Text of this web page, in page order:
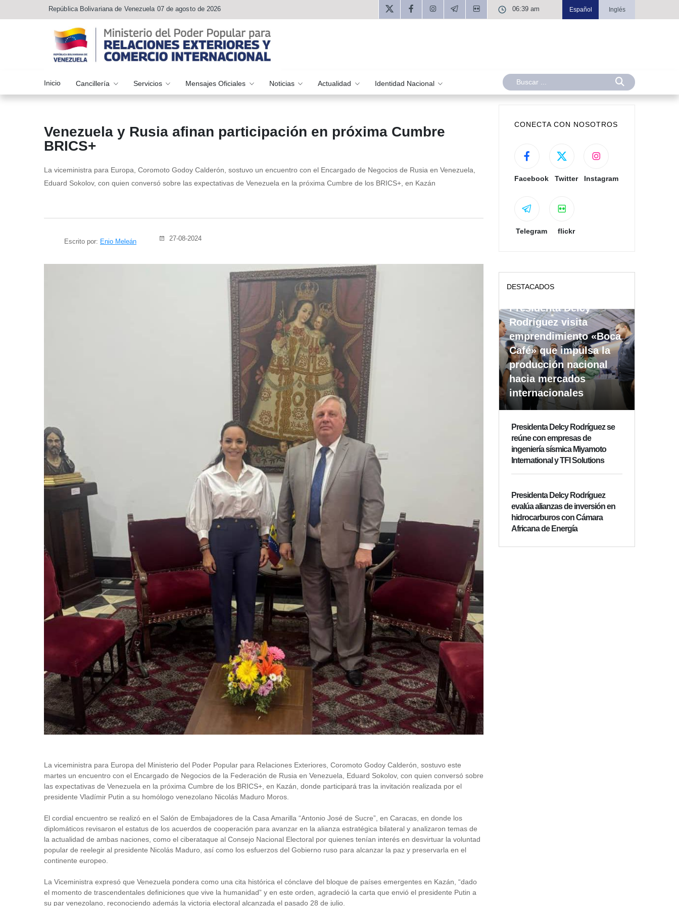
República Bolivariana de Venezuela 07 de agosto de 2026 06:39 am Español Inglés
Inicio Cancillería Servicios Mensajes Oficiales Noticias Actualidad Identidad Nacional
Venezuela y Rusia afinan participación en próxima Cumbre
BRICS+
La viceministra para Europa, Coromoto Godoy Calderón, sostuvo un encuentro con el Encargado de Negocios de Rusia en Venezuela,
Eduard Sokolov, con quien conversó sobre las expectativas de Venezuela en la próxima Cumbre de los BRICS+, en Kazán
Escrito por: Enio Meleán 27-08-2024
La viceministra para Europa del Ministerio del Poder Popular para Relaciones Exteriores, Coromoto Godoy Calderón, sostuvo este
martes un encuentro con el Encargado de Negocios de la Federación de Rusia en Venezuela, Eduard Sokolov, con quien conversó sobre
las expectativas de Venezuela en la próxima Cumbre de los BRICS+, en Kazán, donde participará tras la invitación realizada por el
presidente Vladímir Putin a su homólogo venezolano Nicolás Maduro Moros.
El cordial encuentro se realizó en el Salón de Embajadores de la Casa Amarilla “Antonio José de Sucre”, en Caracas, en donde los
diplomáticos revisaron el estatus de los acuerdos de cooperación para avanzar en la alianza estratégica bilateral y analizaron temas de
la actualidad de ambas naciones, como el ciberataque al Consejo Nacional Electoral por quienes tenían interés en desvirtuar la voluntad
popular de reelegir al presidente Nicolás Maduro, así como los esfuerzos del Gobierno ruso para alcanzar la paz y preservarla en el
continente europeo.
La Viceministra expresó que Venezuela pondera como una cita histórica el cónclave del bloque de países emergentes en Kazán, “dado
el momento de trascendentales definiciones que vive la humanidad” y en este orden, agradeció la carta que envió el presidente Putin a
su par venezolano, reconociendo además la victoria electoral alcanzada el pasado 28 de julio.
CONECTA CON NOSOTROS
Facebook Twitter Instagram
Telegram flickr
DESTACADOS
Presidenta Delcy
Rodríguez visita
emprendimiento «Boca
Café» que impulsa la
producción nacional
hacia mercados
internacionales
Presidenta Delcy Rodríguez se
reúne con empresas de
ingeniería sísmica Miyamoto
International y TFI Solutions
Presidenta Delcy Rodríguez
evalúa alianzas de inversión en
hidrocarburos con Cámara
Africana de Energía